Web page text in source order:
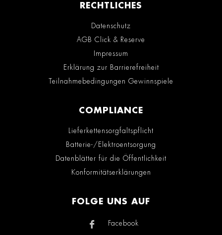
RECHTLICHES
Datenschutz
AGB Click & Reserve
Impressum
Erklärung zur Barrierefreiheit
Teilnahmebedingungen Gewinnspiele
COMPLIANCE
Lieferkettensorgfaltspflicht
Batterie-/Elektroentsorgung
Datenblätter für die Öffentlichkeit
Konformitätserklärungen
FOLGE UNS AUF
Facebook